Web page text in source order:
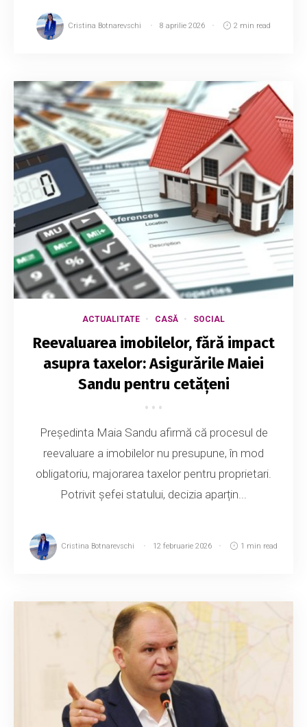
Cristina Botnarevschi 8 aprilie 2026 2 min read
ACTUALITATE CASĂ SOCIAL
Reevaluarea imobilelor, fără impact
asupra taxelor: Asigurările Maiei
Sandu pentru cetățeni
Președinta Maia Sandu afirmă că procesul de
reevaluare a imobilelor nu presupune, în mod
obligatoriu, majorarea taxelor pentru proprietari.
Potrivit șefei statului, decizia aparțin...
Cristina Botnarevschi 12 februarie 2026 1 min read